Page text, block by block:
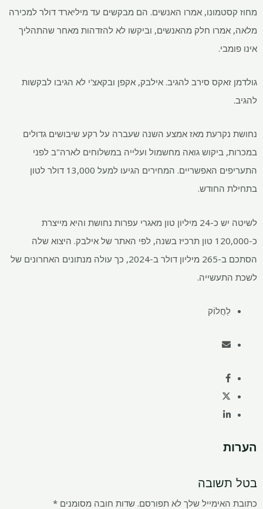
מחוז קסטמונו, אמרו האנשים. הם מבקשים עד מיליארד דולר למכירה
מלאה, אמרו חלק מהאנשים, וביקשו לא להזדהות מאחר שהתהליך
אינו פומבי.
גולדמן זאקס סירב להגיב. אילבק, אקפן ובקאצ'י לא הגיבו לבקשות
להגיב.
נחושת נקרעת מאז אמצע השנה שעברה על רקע שיבושים גדולים
במכרות, ביקוש גואה מחשמול ועלייה במשלוחים לארה"ב לפני
התעריפים האפשריים. המחירים הגיעו למעל 13,000 דולר לטון
בתחילת החודש.
לשיטה יש כ-24 מיליון טון מאגרי עפרות נחושת והיא מייצרת
כ-120,000 טון תרכיז בשנה, לפי האתר של אילבק. היצוא שלה
הסתכם ב-265 מיליון דולר ב-2024, כך עולה מנתונים האחרונים של
לשכת התעשייה.
לַחֲלוֹק
הערות
בטל תשובה
כתובת האימייל שלך לא תפורסם. שדות חובה מסומנים *